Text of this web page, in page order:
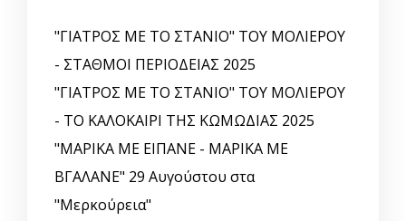
"ΓΙΑΤΡΟΣ ΜΕ ΤΟ ΣΤΑΝΙΟ" ΤΟΥ ΜΟΛΙΕΡΟΥ
- ΣΤΑΘΜΟΙ ΠΕΡΙΟΔΕΙΑΣ 2025
"ΓΙΑΤΡΟΣ ΜΕ ΤΟ ΣΤΑΝΙΟ" ΤΟΥ ΜΟΛΙΕΡΟΥ
- ΤΟ ΚΑΛΟΚΑΙΡΙ ΤΗΣ ΚΩΜΩΔΙΑΣ 2025
"ΜΑΡΙΚΑ ΜΕ ΕΙΠΑΝΕ - ΜΑΡΙΚΑ ΜΕ
ΒΓΑΛΑΝΕ" 29 Αυγούστου στα
"Μερκούρεια"